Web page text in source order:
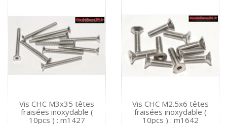
Vis CHC M3x35 têtes
fraisées inoxydable (
10pcs ) : m1427
Vis CHC M2.5x6 têtes
fraisées inoxydable (
10pcs ) : m1642